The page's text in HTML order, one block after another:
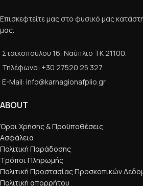
Επισκεφτείτε μας στο φυσικό μας
μας.
Σταϊκοπούλου 16, Ναύπλιο ΤΚ 21100.
Τηλέφωνο: +30 27520 25 327
E-Mail: info@karnagionafplio.gr
ABOUT
Όροι Χρήσης & Προϋποθέσεις
Ασφάλεια
Πολιτική Παράδοσης
Τρόποι Πληρωμής
Πολιτική Προστασίας Προσκοπικών
Πολιτική απορρήτου